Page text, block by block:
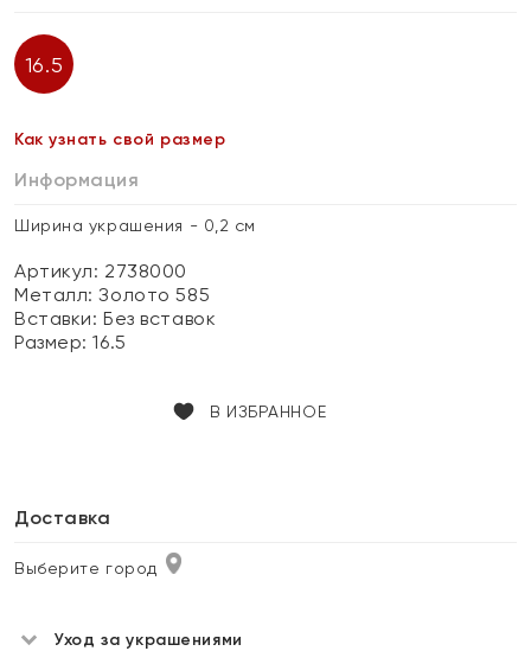
16.5
Как узнать свой размер
Информация
Ширина украшения - 0,2 см
Артикул: 2738000
Металл:Золото 585
Вставки:Без вставок
Размер:16.5
В ИЗБРАННОЕ
Доставка
Выберите город
Уход за украшениями